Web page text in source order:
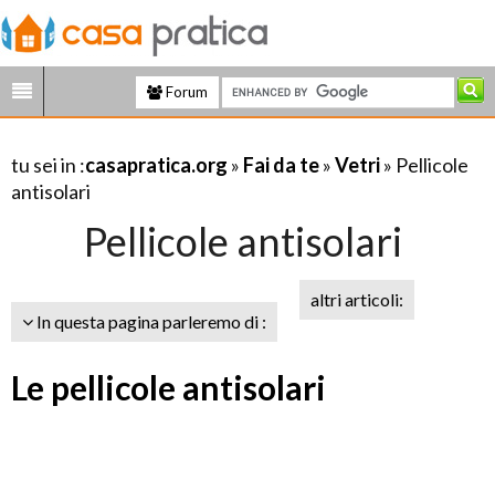
Forum
tu sei in :casapratica.org » Fai da te»Vetri» Pellicole
antisolari
Pellicole antisolari
In questa pagina parleremo di :
altri articoli:
Le pellicole antisolari